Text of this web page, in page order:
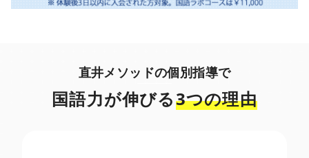
国語力が伸びる3つの理由